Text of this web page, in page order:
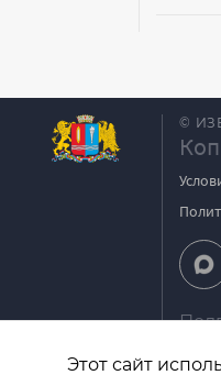
©
Этот сайт